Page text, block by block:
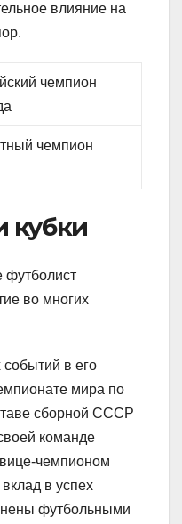
влияние на
чемпион
чемпион
кубки
футболист
во многих
в его
мира по
сборной СССР
команде
чемпионом
в успех
футбольными